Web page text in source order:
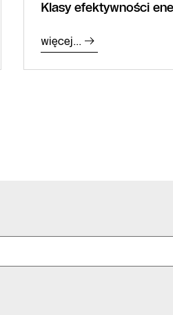
Klasy efektywności
więcej...